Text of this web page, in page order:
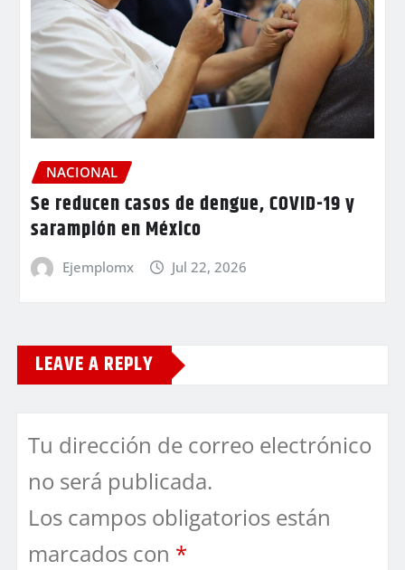
NACIONAL
Se reducen casos de dengue, COVID-19 y
sarampión en México
Ejemplomx Jul 22, 2026
LEAVE A REPLY
Tu dirección de correo electrónico
no será publicada.
Los campos obligatorios están
marcados con *